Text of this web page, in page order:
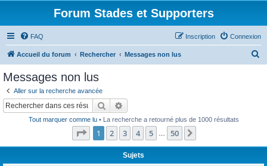
Forum Stades et Supporters
FAQ Connexion
Inscription
Accueil du forum Rechercher Messages non lus
Messages non lus
Aller sur la recherche avancée
Rechercher
Tout marquer comme lu• La recherche a retourné plus de 1000 résultats
Page 1sur50
1 2 3 4 5 50
Sujets